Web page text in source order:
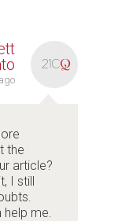
the
article?
I still
help me.